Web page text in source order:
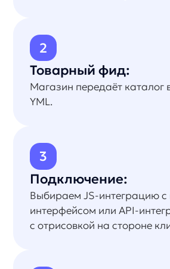
Использовать
варианты поиска
Найти нужные товары сразу: например,
Какие задачи решает